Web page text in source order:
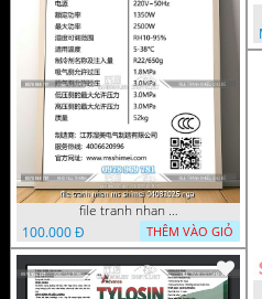
file tranh nhan ms shimei
100.000 Đ
THÊM VÀO GIỎ